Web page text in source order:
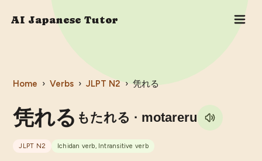
AI Japanese Tutor
Home › Verbs › JLPT N2 › 凭れる
凭れる もたれる · motareru
JLPT N2 Ichidan verb, Intransitive verb